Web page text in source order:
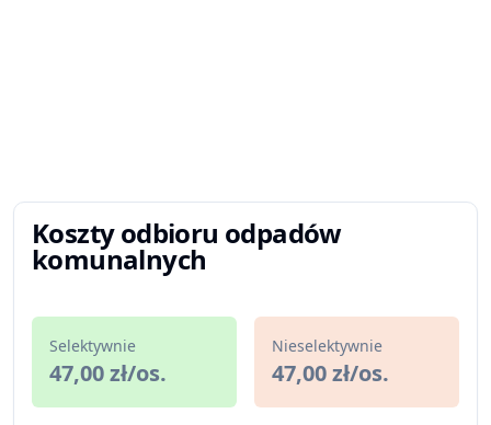
Koszty odbioru odpadów
komunalnych
Selektywnie
47,00 zł/os.
Nieselektywnie
47,00 zł/os.